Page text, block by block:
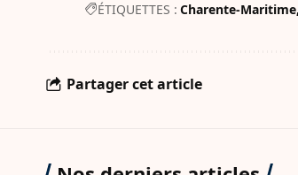
ÉTIQUETTES : Charente-Maritime
Partager cet article